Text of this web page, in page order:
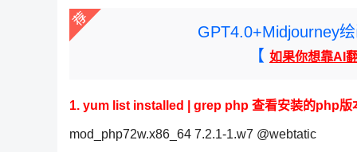
GPT4.0+Midjourney
【 如果你想靠AI
1. yum list installed | grep php 查看安装的php版
mod_php72w.x86_64 7.2.1-1.w7 @webtatic